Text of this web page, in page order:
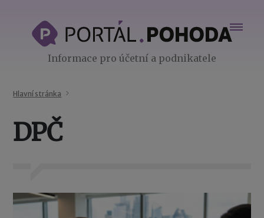
Informace pro účetní a podnikatele
Hlavní stránka
DPČ